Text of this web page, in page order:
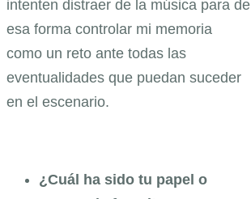
intenten distraer de la música para de
esa forma controlar mi memoria
como un reto ante todas las
eventualidades que puedan suceder
en el escenario.
¿Cuál ha sido tu papel o